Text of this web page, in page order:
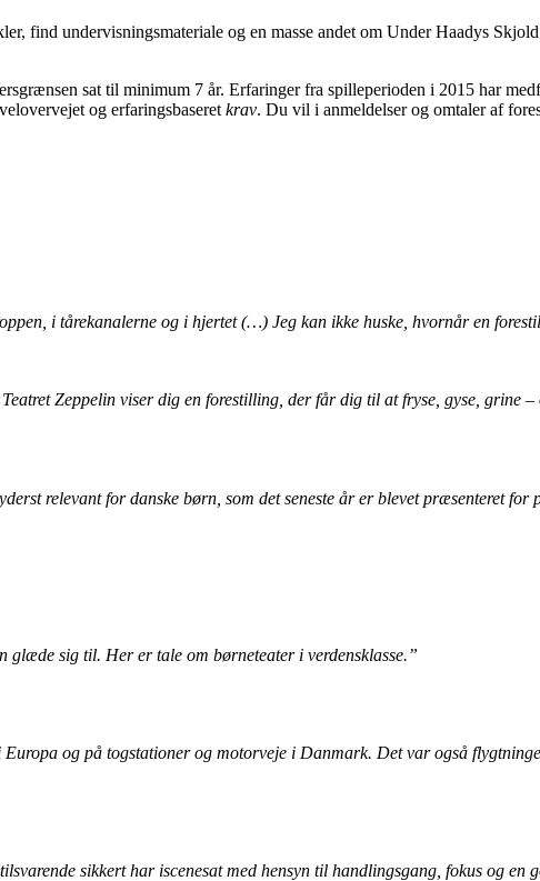
find undervisningsmateriale og en masse andet om Under Haadys
sat til minimum 7 år. Erfaringer fra spilleperioden i 2015 har
og erfaringsbaseret krav. Du vil i anmeldelser og omtaler af
i tårekanalerne og i hjertet (…) Jeg kan ikke huske, hvornår en
Zeppelin viser dig en forestilling, der får dig til at fryse, gyse, grine
relevant for danske børn, som det seneste år er blevet præsenteret
glæde sig til. Her er tale om børneteater i verdensklasse.”
og på togstationer og motorveje i Danmark. Det var også
sikkert har iscenesat med hensyn til handlingsgang, fokus og